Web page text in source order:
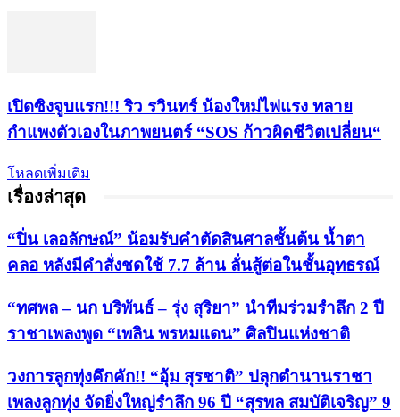
เปิดซิงจูบแรก!!! ริว รวินทร์ น้องใหม่ไฟแรง ทลาย
กำแพงตัวเองในภาพยนตร์ “SOS ก้าวผิดชีวิตเปลี่ยน“
โหลดเพิ่มเติม
เรื่องล่าสุด
“ปิ่น เลอลักษณ์” น้อมรับคำตัดสินศาลชั้นต้น น้ำตา
คลอ หลังมีคำสั่งชดใช้ 7.7 ล้าน ลั่นสู้ต่อในชั้นอุทธรณ์
“ทศพล – นก บริพันธ์ – รุ่ง สุริยา” นำทีมร่วมรำลึก 2 ปี
ราชาเพลงพูด “เพลิน พรหมแดน” ศิลปินแห่งชาติ
วงการลูกทุ่งคึกคัก!! “อุ้ม สุรชาติ” ปลุกตำนานราชา
เพลงลูกทุ่ง จัดยิ่งใหญ่รำลึก 96 ปี “สุรพล สมบัติเจริญ” 9